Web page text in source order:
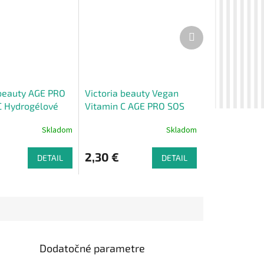
AGE PRO
Hydrogélové
60 ksSkladom
DETAIL
Victoria beauty Vegan
Vitamin C AGE PRO SOS
maska ​​​​s vitamínom CSkladom
2,30 € DETAIL
Ďalší
produkt
Dodatočné parametre